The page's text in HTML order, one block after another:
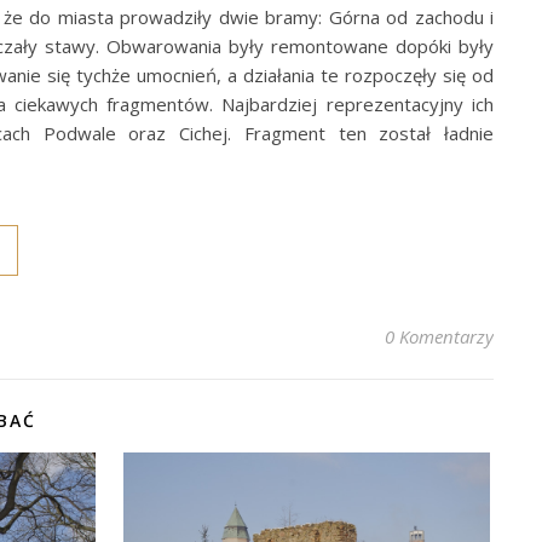
do miasta prowadziły dwie bramy: Górna od zachodu i
stawy. Obwarowania były remontowane dopóki były
się tychże umocnień, a działania te rozpoczęły się od
fragmentów. Najbardziej reprezentacyjny ich
Podwale oraz Cichej. Fragment ten został ładnie
0 Komentarzy